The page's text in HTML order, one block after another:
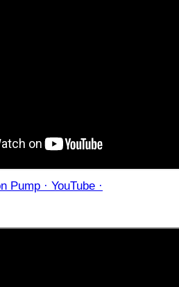
Pump · YouTube ·